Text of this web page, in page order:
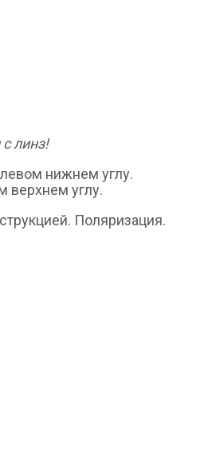
линз!
нижнем углу.
верхнем углу.
Поляризация.